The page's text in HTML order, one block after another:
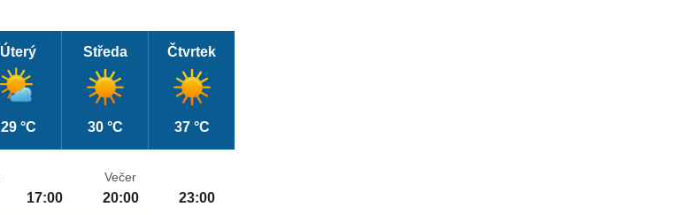
Úterý
29 °C
Středa
30 °C
Čtvrtek
37 °C
17:00
Večer
20:00 23:00